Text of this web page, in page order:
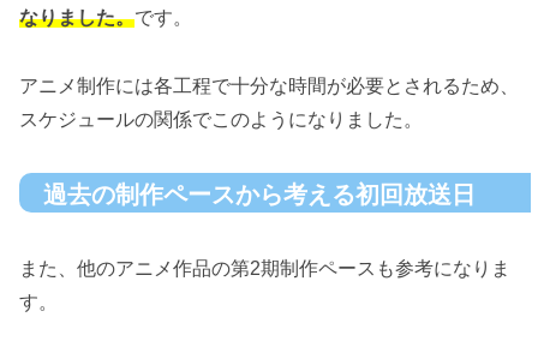
なりました。です。
アニメ制作には各工程で十分な時間が必要とされるため、
スケジュールの関係でこのようになりました。
過去の制作ペースから考える初回放送日
また、他のアニメ作品の第2期制作ペースも参考になりま
す。